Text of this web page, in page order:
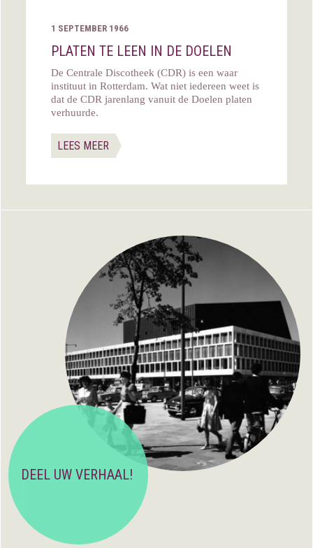
1 SEPTEMBER 1966
PLATEN TE LEEN IN DE DOELEN
De Centrale Discotheek (CDR) is een waar
instituut in Rotterdam. Wat niet iedereen weet is
dat de CDR jarenlang vanuit de Doelen platen
verhuurde.
LEES MEER
DEEL UW VERHAAL!